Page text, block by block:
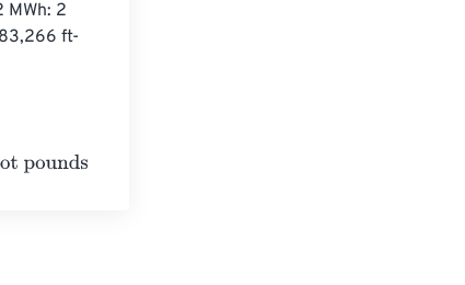
MWh: 2
ft-